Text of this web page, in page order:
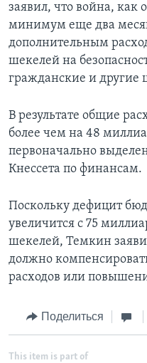
заявил, что война, как
минимум еще два
дополнительным
шекелей на
гражданские и другие
В результате общие
более чем на 48
первоначально
Кнессета по финансам.
Поскольку дефицит
увеличится с 75
шекелей, Темкин
должно
расходов или
Поделиться
This item is part of